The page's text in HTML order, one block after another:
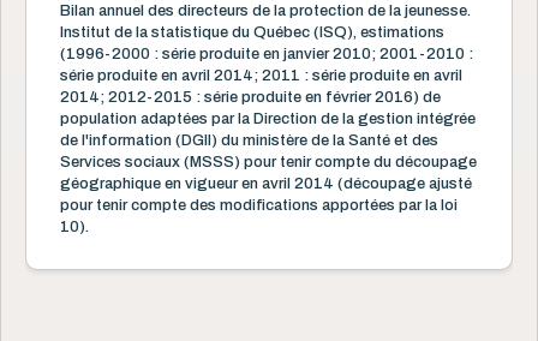
Bilan annuel des directeurs de la protection de la jeunesse.
Institut de la statistique du Québec (ISQ), estimations
(1996-2000 : série produite en janvier 2010; 2001-2010 :
série produite en avril 2014; 2011 : série produite en avril
2014; 2012-2015 : série produite en février 2016) de
population adaptées par la Direction de la gestion intégrée
de l'information (DGII) du ministère de la Santé et des
Services sociaux (MSSS) pour tenir compte du découpage
géographique en vigueur en avril 2014 (découpage ajusté
pour tenir compte des modifications apportées par la loi
10).